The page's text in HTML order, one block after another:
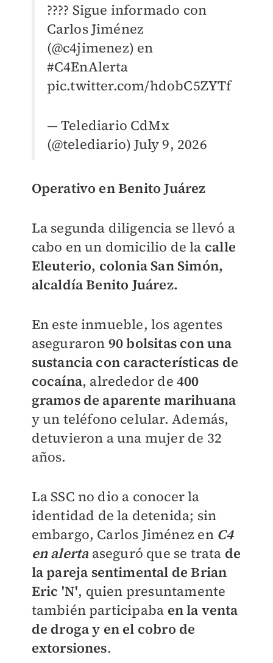
???? Sigue informado con
Carlos Jiménez
(@c4jimenez) en
#C4EnAlerta
pic.twitter.com/hdobC5ZYTf
— Telediario CdMx
(@telediario)July 9, 2026
Operativo en Benito Juárez
La segunda diligencia se llevó a
cabo en un domicilio de la calle
Eleuterio, colonia San Simón,
alcaldía Benito Juárez.
En este inmueble, los agentes
aseguraron 90 bolsitas con una
sustancia con características de
cocaína, alrededor de 400
gramos de aparente marihuana
y un teléfono celular. Además,
detuvieron a una mujer de 32
años.
La SSC no dio a conocer la
identidad de la detenida; sin
embargo, Carlos Jiménez en C4
en alertaaseguró que se trata de
la pareja sentimental de Brian
Eric 'N', quien presuntamente
también participaba en la venta
de droga y en el cobro de
extorsiones.